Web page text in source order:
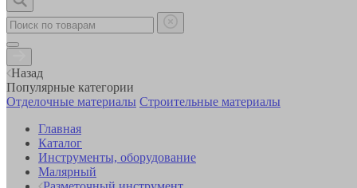
Назад
Популярные категории
Отделочные материалы Строительные материалы
Главная
Каталог
Инструменты, оборудование
Малярный